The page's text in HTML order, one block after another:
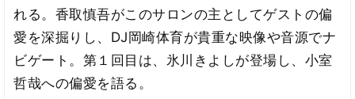
れる。香取慎吾がこのサロンの主としてゲストの偏
愛を深掘りし、DJ岡崎体育が貴重な映像や音源でナ
ビゲート。第１回目は、氷川きよしが登場し、小室
哲哉への偏愛を語る。